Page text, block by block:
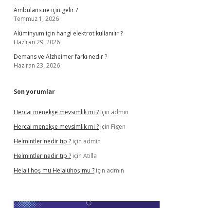
Ambulans ne için gelir ?
Temmuz 1, 2026
Alüminyum için hangi elektrot kullanılır ?
Haziran 29, 2026
Demans ve Alzheimer farkı nedir ?
Haziran 23, 2026
Son yorumlar
Hercai menekşe mevsimlik mi ? için admin
Hercai menekşe mevsimlik mi ? için Figen
Helmintler nedir tıp ? için admin
Helmintler nedir tıp ? için Atilla
Helali hoş mu Helalühoş mu ? için admin